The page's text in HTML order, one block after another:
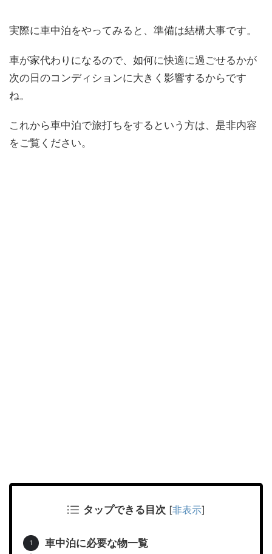
実際に車中泊をやってみると、準備は結構大事です。
車が家代わりになるので、如何に快適に過ごせるかが
次の日のコンディションに大きく影響するからです
ね。
これから車中泊で旅打ちをするという方は、是非内容
をご覧ください。
タップできる目次 [非表示]
車中泊に必要な物一覧